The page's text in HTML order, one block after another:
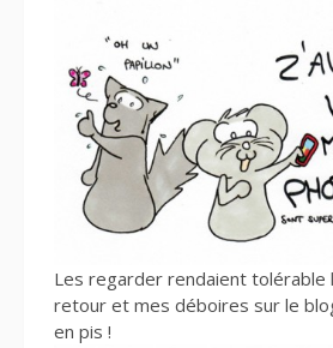
Les regarder rendaient tolérable
retour et mes déboires sur le
en pis !